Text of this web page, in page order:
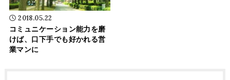
2018.05.22
コミュニケーション能力を磨
けば、口下手でも好かれる営
業マンに